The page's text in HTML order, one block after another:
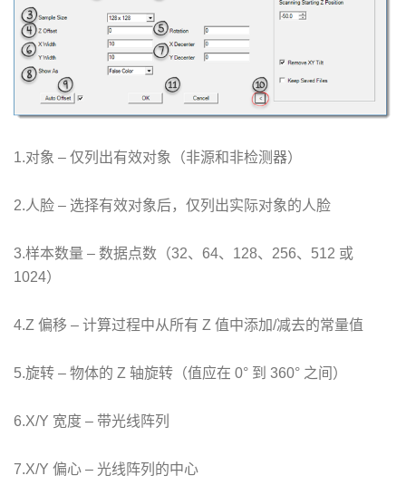
1.对象 – 仅列出有效对象（非源和非检测器）
2.人脸 – 选择有效对象后，仅列出实际对象的人脸
3.样本数量 – 数据点数（32、64、128、256、512 或
1024）
4.Z 偏移 – 计算过程中从所有 Z 值中添加/减去的常量值
5.旋转 – 物体的 Z 轴旋转（值应在 0° 到 360° 之间）
6.X/Y 宽度 – 带光线阵列
7.X/Y 偏心 – 光线阵列的中心